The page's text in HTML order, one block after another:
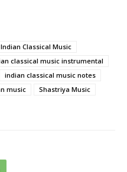
Indian Classical Music
classical music instrumental
indian classical music notes
music
Shastriya Music